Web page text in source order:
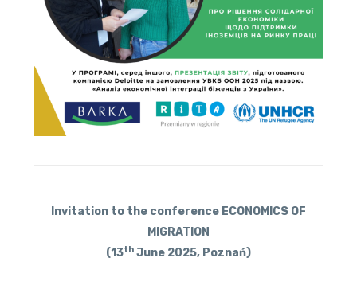
Invitation to the conference ECONOMICS OF
MIGRATION
(13thJune 2025, Poznań)